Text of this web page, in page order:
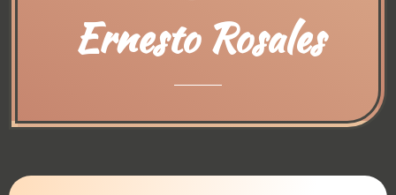
Ernesto Rosales